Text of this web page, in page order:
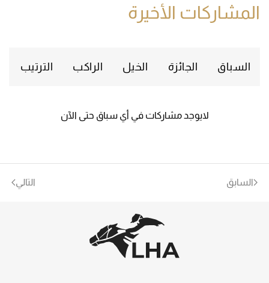
المشاركات الأخيرة
السباق الجائزة الخيل الراكب الترتيب
لايوجد مشاركات في أي سباق حتى الآن
السابق التالي